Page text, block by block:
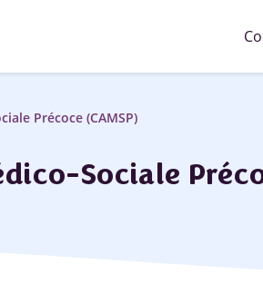
Précoce (CAMSP)
Sociale